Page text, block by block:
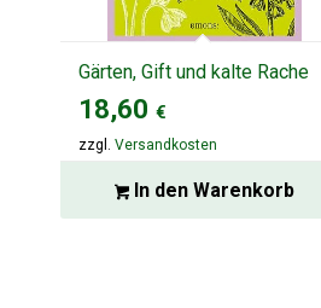
Gärten, Gift und kalte Rache
18,60 €
zzgl. Versandkosten
In den Warenkorb